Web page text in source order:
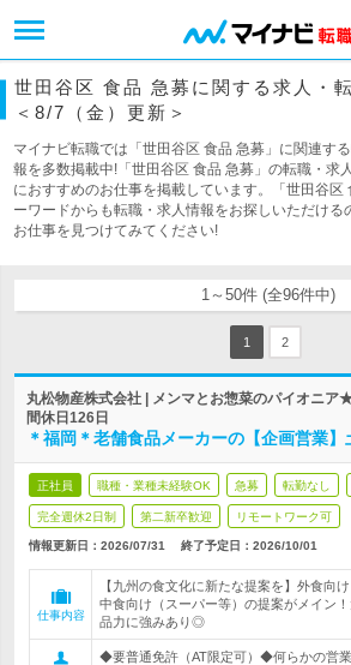
世田谷区 食品 急募に関する求人・
＜8/7（金）更新＞
マイナビ転職では「世田谷区 食品 急募」に関連す
報を多数掲載中!「世田谷区 食品 急募」の転職・求
におすすめのお仕事を掲載しています。「世田谷区
ーワードからも転職・求人情報をお探しいただける
お仕事を見つけてみてください!
1～50件 (全96件中)
1 2
丸松物産株式会社 | メンマとお惣菜のパイオニ
間休日126日
＊福岡＊老舗食品メーカーの【企画営業
正社員 職種・業種未経験OK 急募 転勤なし
完全週休2日制 第二新卒歓迎 リモートワーク可
情報更新日：2026/07/31 終了予定日： 2026/10/01
仕事内容
【九州の食文化に新たな提案を】外食向
中食向け（スーパー等）の提案がメイン
品力に強みあり◎
◆要普通免許（AT限定可）◆何らかの営